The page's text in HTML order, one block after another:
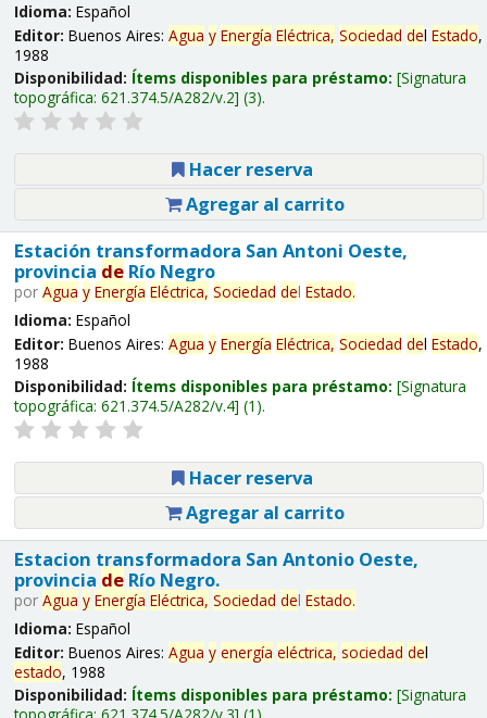
Idioma: Español
Editor: Buenos Aires: Agua y Energía Eléctrica, Sociedad del Estado,
1988
Disponibilidad: Ítems disponibles para préstamo: Signatura
topográfica: 621.374.5/A282/v.2 (3).
Hacer reserva
Agregar al carrito
Estación transformadora San Antoni Oeste,
provincia deRío Negro
por Agua y Energía Eléctrica, Sociedad del Estado.
Idioma: Español
Editor: Buenos Aires: Agua y Energía Eléctrica, Sociedad del Estado,
1988
Disponibilidad: Ítems disponibles para préstamo: Signatura
topográfica: 621.374.5/A282/v.4 (1).
Hacer reserva
Agregar al carrito
Estacion transformadora San Antonio Oeste,
provincia deRío Negro.
por Agua y Energía Eléctrica, Sociedad del Estado.
Idioma: Español
Editor: Buenos Aires: Agua y energía eléctrica, sociedad del
estado, 1988
Disponibilidad: Ítems disponibles para préstamo: Signatura